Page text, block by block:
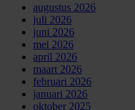
augustus 2026
juli 2026
juni 2026
mei 2026
april 2026
maart 2026
februari 2026
januari 2026
oktober 2025